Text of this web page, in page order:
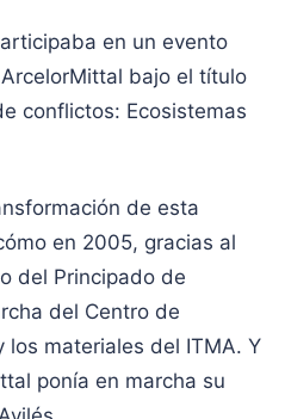
en un evento
bajo el título
conflictos: Ecosistemas
de esta
en 2005, gracias al
del Principado de
del Centro de
los materiales del ITMA. Y
ponía en marcha su